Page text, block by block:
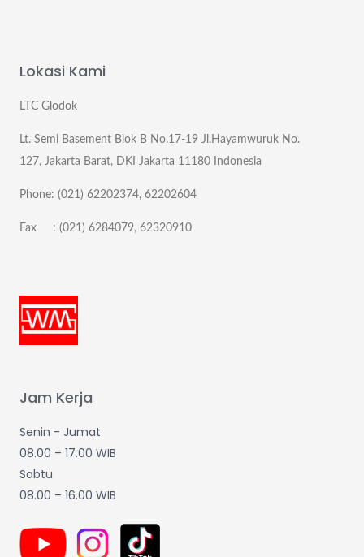
Lokasi Kami
LTC Glodok
Lt. Semi Basement Blok B No.17-19 Jl.Hayamwuruk No.
127, Jakarta Barat, DKI Jakarta 11180 Indonesia
Phone: (021) 62202374, 62202604
Fax : (021) 6284079, 62320910
Jam Kerja
Senin - Jumat
08.00 – 17.00 WIB
Sabtu
08.00 – 16.00 WIB